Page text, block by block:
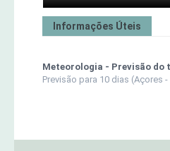
Informações Úteis
Meteorologia - Previsão do
Previsão para 10 dias (Açores